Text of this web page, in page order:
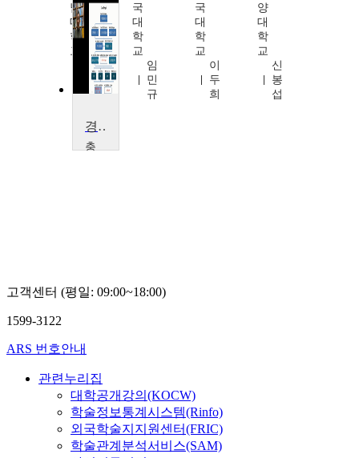
남
대
학
교
최
권
휴
국
대
학
교
임
민
규
국
대
학
교
이
두
희
양
대
학
교
신
봉
섭
경영정보시스템
충
고객센터 (평일: 09:00~18:00)
1599-3122
ARS 번호안내
관련누리집
대학공개강의(KOCW)
학술정보통계시스템(Rinfo)
외국학술지지원센터(FRIC)
학술관계분석서비스(SAM)